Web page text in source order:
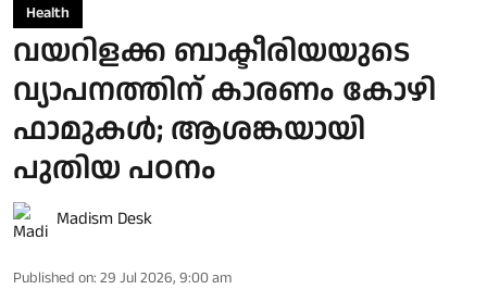
Health
വയറിളക്ക ബാക്ടീരിയയുടെ
വ്യാപനത്തിന് കാരണം കോഴി
ഫാമുകള്‍; ആശങ്കയായി
പുതിയ പഠനം
Madism Desk
Published on: 29 Jul 2026, 9:00 am